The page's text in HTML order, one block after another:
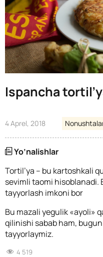
Ispancha
4 Aprel, 2018
Yo’nalishlar
Tortil’ya – bu kartoshkali
sevimli taomi hisoblanadi.
tayyorlash imkoni bor
Bu mazali yegulik «ayoli»
qilinishi sabab ham,
tayyorlaymiz.
4 519